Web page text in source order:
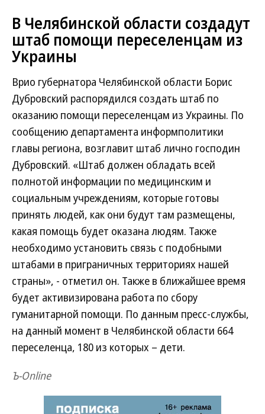
В Челябинской области создадут
штаб помощи переселенцам из
Украины
Врио губернатора Челябинской области Борис
Дубровский распорядился создать штаб по
оказанию помощи переселенцам из Украины. По
сообщению департамента информполитики
главы региона, возглавит штаб лично господин
Дубровский. «Штаб должен обладать всей
полнотой информации по медицинским и
социальным учреждениям, которые готовы
принять людей, как они будут там размещены,
какая помощь будет оказана людям. Также
необходимо установить связь с подобными
штабами в приграничных территориях нашей
страны», - отметил он. Также в ближайшее время
будет активизирована работа по сбору
гуманитарной помощи. По данным пресс-службы,
на данный момент в Челябинской области 664
переселенца, 180 из которых – дети.
Ъ-Online